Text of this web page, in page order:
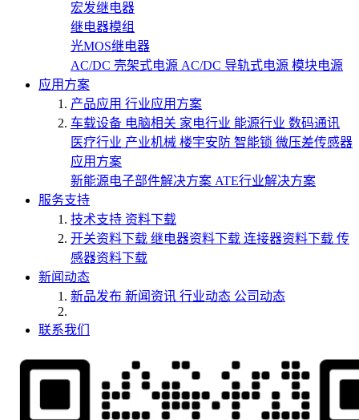
宏发继电器
继电器模组
光MOS继电器
AC/DC 壳架式电源 AC/DC 导轨式电源 模块电源
应用方案
产品应用 行业应用方案
车载设备 电脑相关 家电行业 能源行业 数码通讯
医疗行业 产业机械 楼宇安防 智能锁 微压差传感器
应用方案
新能源电子部件解决方案 ATE行业解决方案
服务支持
技术支持 资料下载
开关资料下载 继电器资料下载 连接器资料下载 传
感器资料下载
新闻动态
新品发布 新闻资讯 行业动态 公司动态
联系我们